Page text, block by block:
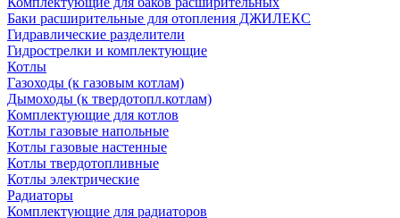
Баки расширительные для отопления ДЖИЛЕКС
Гидравлические разделители
Гидрострелки и комплектующие
Котлы
Газоходы (к газовым котлам)
Дымоходы (к твердотопл.котлам)
Комплектующие для котлов
Котлы газовые напольные
Котлы газовые настенные
Котлы твердотопливные
Котлы электрические
Радиаторы
Комплектующие для радиаторов